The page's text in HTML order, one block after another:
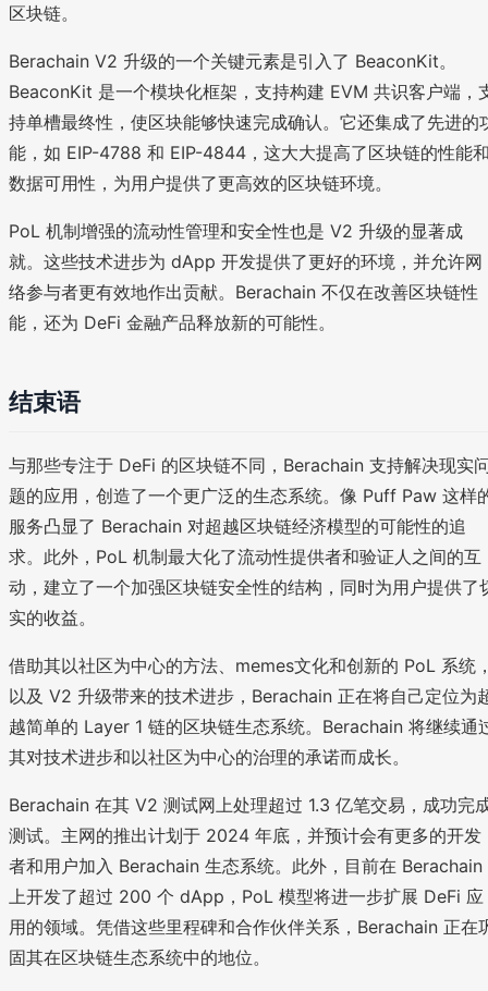
区块链。
Berachain V2 升级的一个关键元素是引入了 BeaconKit。
BeaconKit 是一个模块化框架，支持构建 EVM 共识客户端，
持单槽最终性，使区块能够快速完成确认。它还集成了先进的
能，如 EIP-4788 和 EIP-4844，这大大提高了区块链的性能
数据可用性，为用户提供了更高效的区块链环境。
PoL 机制增强的流动性管理和安全性也是 V2 升级的显著成
就。这些技术进步为 dApp 开发提供了更好的环境，并允许网
络参与者更有效地作出贡献。Berachain 不仅在改善区块链性
能，还为 DeFi 金融产品释放新的可能性。
结束语
与那些专注于 DeFi 的区块链不同，Berachain 支持解决现实
题的应用，创造了一个更广泛的生态系统。像 Puff Paw 这样
服务凸显了 Berachain 对超越区块链经济模型的可能性的追
求。此外，PoL 机制最大化了流动性提供者和验证人之间的互
动，建立了一个加强区块链安全性的结构，同时为用户提供了
实的收益。
借助其以社区为中心的方法、memes文化和创新的 PoL 系统
以及 V2 升级带来的技术进步，Berachain 正在将自己定位为
越简单的 Layer 1 链的区块链生态系统。Berachain 将继续通
其对技术进步和以社区为中心的治理的承诺而成长。
Berachain 在其 V2 测试网上处理超过 1.3 亿笔交易，成功完
测试。主网的推出计划于 2024 年底，并预计会有更多的开发
者和用户加入 Berachain 生态系统。此外，目前在 Berachain
上开发了超过 200 个 dApp，PoL 模型将进一步扩展 DeFi 应
用的领域。凭借这些里程碑和合作伙伴关系，Berachain 正在
固其在区块链生态系统中的地位。